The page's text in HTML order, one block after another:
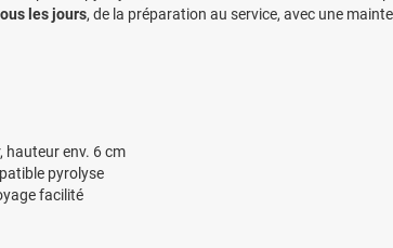
les jours, de la préparation au service, avec une
hauteur env. 6 cm
pyrolyse
facilité